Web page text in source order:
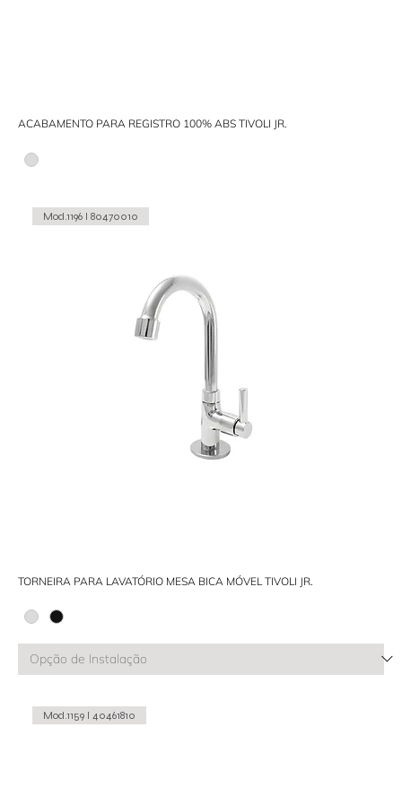
ACABAMENTO PARA REGISTRO 100% ABS TIVOLI JR.
Mod.1196 I 80470010
TORNEIRA PARA LAVATÓRIO MESA BICA MÓVEL TIVOLI JR.
Mod.1159 I 40461810